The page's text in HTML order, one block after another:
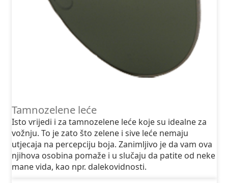
Tamnozelene leće
Isto vrijedi i za tamnozelene leće koje su idealne za
vožnju. To je zato što zelene i sive leće nemaju
utjecaja na percepciju boja. Zanimljivo je da vam ova
njihova osobina pomaže i u slučaju da patite od neke
mane vida, kao npr. dalekovidnosti.